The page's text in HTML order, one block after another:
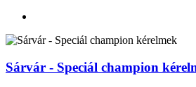
Sárvár - Speciál champion